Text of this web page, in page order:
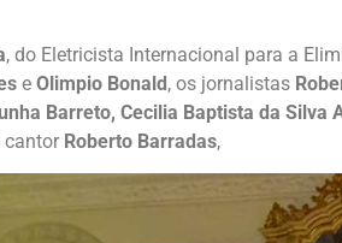
, do Eletricista Internacional para a
e Olimpio Bonald, os jornalistas
Barreto, Cecilia Baptista da Silva
cantor Roberto Barradas,